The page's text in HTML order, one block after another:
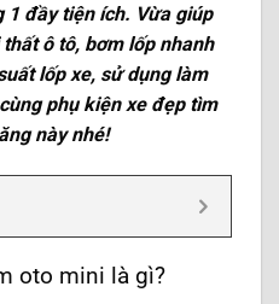
1 đầy tiện ích. Vừa giúp
ô tô, bơm lốp nhanh
lốp xe, sử dụng làm
phụ kiện xe đẹp tìm
này nhé!
oto mini là gì?